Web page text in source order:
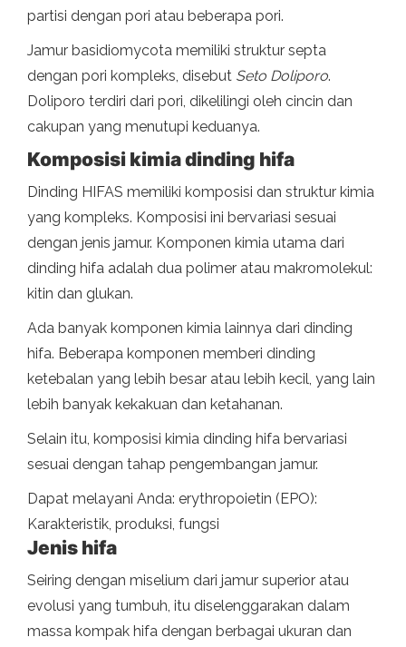
partisi dengan pori atau beberapa pori.
Jamur basidiomycota memiliki struktur septa
dengan pori kompleks, disebut Seto Doliporo.
Doliporo terdiri dari pori, dikelilingi oleh cincin dan
cakupan yang menutupi keduanya.
Komposisi kimia dinding hifa
Dinding HIFAS memiliki komposisi dan struktur kimia
yang kompleks. Komposisi ini bervariasi sesuai
dengan jenis jamur. Komponen kimia utama dari
dinding hifa adalah dua polimer atau makromolekul:
kitin dan glukan.
Ada banyak komponen kimia lainnya dari dinding
hifa. Beberapa komponen memberi dinding
ketebalan yang lebih besar atau lebih kecil, yang lain
lebih banyak kekakuan dan ketahanan.
Selain itu, komposisi kimia dinding hifa bervariasi
sesuai dengan tahap pengembangan jamur.
Dapat melayani Anda: erythropoietin (EPO):
Karakteristik, produksi, fungsi
Jenis hifa
Seiring dengan miselium dari jamur superior atau
evolusi yang tumbuh, itu diselenggarakan dalam
massa kompak hifa dengan berbagai ukuran dan